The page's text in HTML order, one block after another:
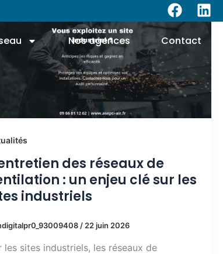
F
a
c
e
b
o
o
k
L
i
n
e
d
Nos agences Contact
des réseaux de
: un enjeu clé sur les
industriels
/ 22 juin 2026
les sites industriels, les réseaux de